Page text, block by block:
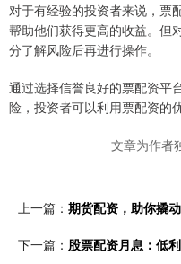
对于有经验的投资者来说，票
帮助他们获得更高的收益。但
分了解风险后再进行操作。
通过选择信誉良好的票配资平
险，投资者可以利用票配资的
文章为作者
上一篇： 期货配资，助你撬
下一篇： 股票配资月息：低